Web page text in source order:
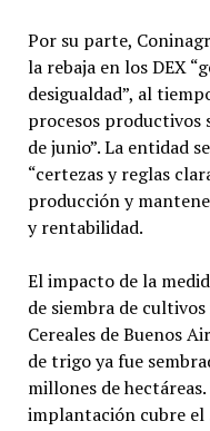
Por su parte,
la rebaja en los DEX
desigualdad”, al
procesos productivos
de junio”. La entidad
“certezas y reglas
producción y
y rentabilidad.
El impacto de la
de siembra de
Cereales de Buenos
de trigo ya fue
millones de
implantación cubre el